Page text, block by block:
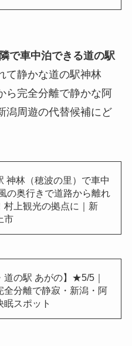
で車中泊できる道の駅
て静かな道の駅神林
ら完全分離で静かな阿
潟周遊の代替候補にど
神林（穂波の里）で車中
の奥行きで道路から離れ
村上観光の拠点に｜新
市
道の駅 あがの】★5/5｜
全分離で静寂・新潟・阿
眠スポット